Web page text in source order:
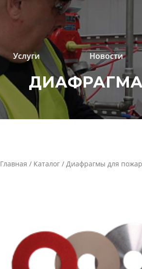
Услуги Новости
Главная / Каталог / Диафрагмы для